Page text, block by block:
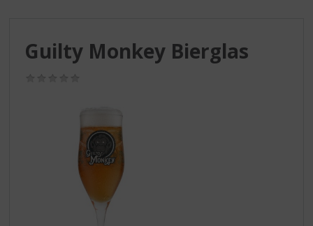
Guilty Monkey Bierglas